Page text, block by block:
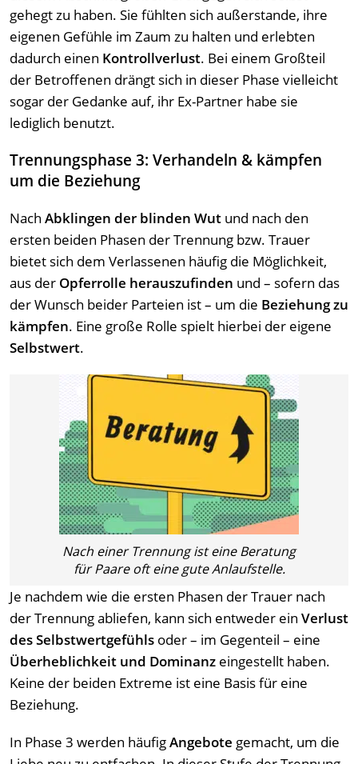
gehegt zu haben. Sie fühlten sich außerstande, ihre
eigenen Gefühle im Zaum zu halten und erlebten
dadurch einen Kontrollverlust. Bei einem Großteil
der Betroffenen drängt sich in dieser Phase vielleicht
sogar der Gedanke auf, ihr Ex-Partner habe sie
lediglich benutzt.
Trennungsphase 3: Verhandeln & kämpfen
um die Beziehung
Nach Abklingen der blinden Wut und nach den
ersten beiden Phasen der Trennung bzw. Trauer
bietet sich dem Verlassenen häufig die Möglichkeit,
aus der Opferrolle herauszufinden und – sofern das
der Wunsch beider Parteien ist – um die Beziehungzu
kämpfen. Eine große Rolle spielt hierbei der eigene
Selbstwert.
Nach einer Trennung ist eine Beratung
für Paare oft eine gute Anlaufstelle.
Je nachdem wie die ersten Phasen der Trauer nach
der Trennung abliefen, kann sich entweder ein Verlust
des Selbstwertgefühls oder – im Gegenteil – eine
Überheblichkeit und Dominanz eingestellt haben.
Keine der beiden Extreme ist eine Basis für eine
Beziehung.
In Phase 3 werden häufigAngebote gemacht, um die